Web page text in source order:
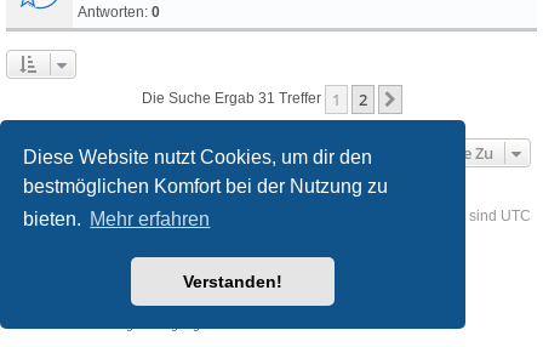
Diese Website nutzt Cookies, um dir den
bestmöglichen Komfort bei der Nutzung zu
bieten. Mehr erfahren
Verstanden!
Antworten: 0
Die Suche Ergab 31 Treffer 1 2
Gehe Zu
Foren-Übersicht Kontakt Alle Zeiten sind UTC
® Forum Software © phpBB Limited
phpBB.de
created by INVENTEA & v12mike